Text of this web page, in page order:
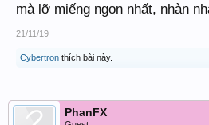
mà lỡ miếng ngon nhất, nhàn
21/11/19
Cybertron thích bài này.
PhanFX